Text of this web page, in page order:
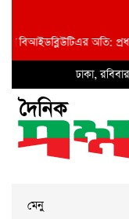
অতি: প্রধান
ঢাকা,
মেনু